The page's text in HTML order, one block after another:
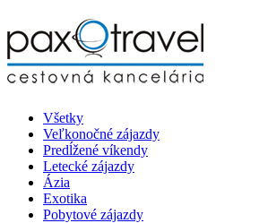
Všetky
Veľkonočné zájazdy
Predĺžené víkendy
Letecké zájazdy
Ázia
Exotika
Pobytové zájazdy